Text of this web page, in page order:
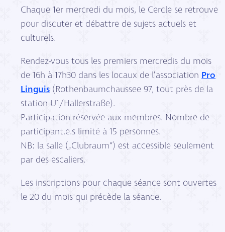
Chaque 1er mercredi du mois, le Cercle se retrouve
pour discuter et débattre de sujets actuels et
culturels.
Rendez-vous tous les premiers mercredis du mois
de 16h à 17h30 dans les locaux de l’associationPro
Linguis(Rothenbaumchaussee 97, tout près de la
station U1/Hallerstraße).
Participation réservée aux membres. Nombre de
participant.e.s limité à 15 personnes.
NB: la salle („Clubraum“) est accessible seulement
par des escaliers.
Les inscriptions pour chaque séance sont ouvertes
le 20 du mois qui précède la séance.